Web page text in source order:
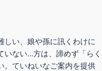
しい、娘や孫に訊くわけに
いない…方は、諦めず「らく
。ていねいなご案内を提供